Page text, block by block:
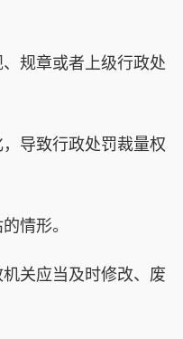
规章或者上级行政处
导致行政处罚裁量权
情形。
关应当及时修改、废